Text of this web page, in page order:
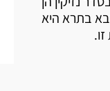
בתרא היא